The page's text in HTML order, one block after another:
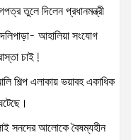
তুলে দিলেন প্রধানমন্ত্রী
আহালিয়া সংযোগ
চাই!
শিল্প এলাকায় ভয়াবহ একাধিক
সনদের আলোকে বৈষম্যহীন